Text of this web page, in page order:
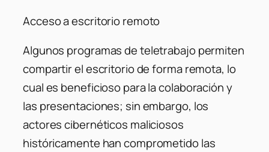
Acceso a escritorio remoto
Algunos programas de teletrabajo permiten
compartir el escritorio de forma remota, lo
cual es beneficioso para la colaboración y
las presentaciones; sin embargo, los
actores cibernéticos maliciosos
históricamente han comprometido las